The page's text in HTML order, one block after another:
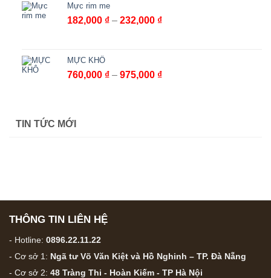
Mực rim me
182,000 ₫ – 232,000 ₫Khoảng
đến
MỰC KHÔ
760,000 ₫ – 975,000 ₫Khoảng
TIN TỨC MỚI
THÔNG TIN LIÊN HỆ
- Hotline: 0896.22.11.22
- Cơ sở 1: Ngã tư Võ Văn Kiệt và Hồ Nghinh – TP. Đà Nẵng
- Cơ sở 2: 48 Tràng Thi - Hoàn Kiếm - TP Hà Nội